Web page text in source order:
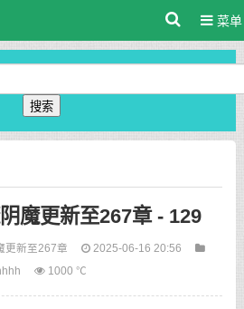
菜单
搜索
魔更新至267章 - 129
更新至267章
2025-06-16 20:56
1000 ℃